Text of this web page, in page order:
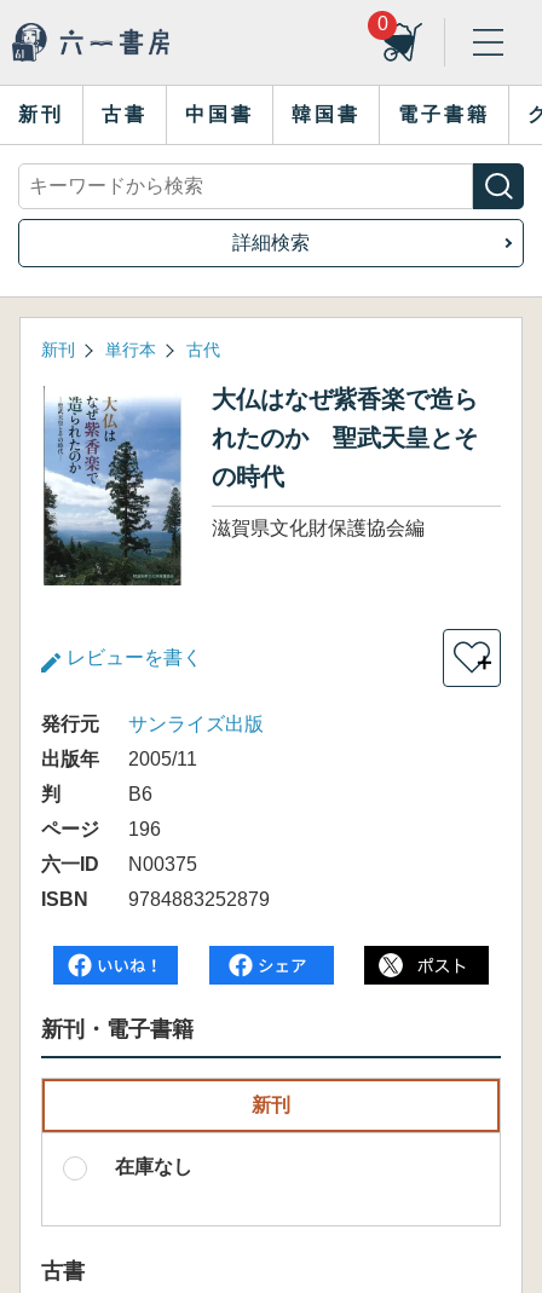
0
新刊 古書 中国書 韓国書 電子書籍
詳細検索
新刊 単行本 古代
大仏はなぜ紫香楽で造ら
れたのか 聖武天皇とそ
の時代
滋賀県文化財保護協会編
レビューを書く ＋
発行元
サンライズ出版
出版年
2005/11
判
B6
ページ
196
六一ID
N00375
ISBN
9784883252879
新刊・電子書籍
新刊
在庫なし
古書